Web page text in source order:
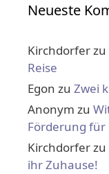
Neueste
Kirchdorferzu
Reise
Egon zu Zwei
Anonym zu
Förderung für
Kirchdorferzu
ihr Zuhause!